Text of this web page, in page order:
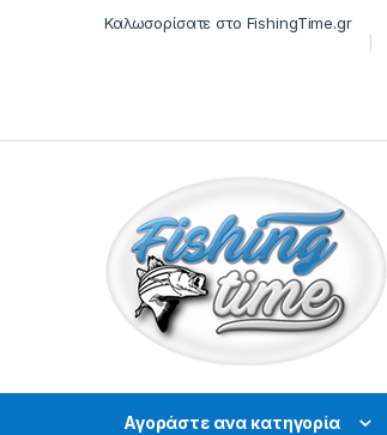
Καλωσορίσατε στο FishingTime.gr
Αγοράστε ανα κατηγορία